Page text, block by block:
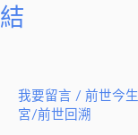
結
我要留言 / 前世今生
宮/前世回溯
性
「輪